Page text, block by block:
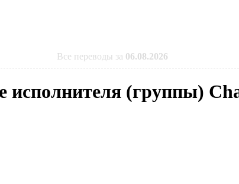
Все переводы за 06.08.2026
исполнителя (группы)